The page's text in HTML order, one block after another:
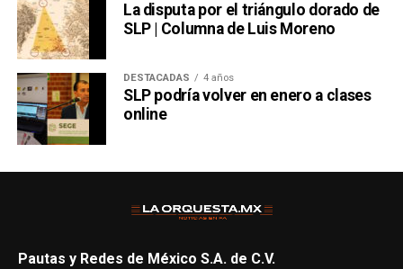
La disputa por el triángulo dorado de
SLP | Columna de Luis Moreno
DESTACADAS 4 años
SLP podría volver en enero a clases
online
Pautas y Redes de México S.A. de C.V.